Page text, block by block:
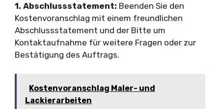
1. Abschlussstatement: Beenden Sie den
Kostenvoranschlag mit einem freundlichen
Abschlussstatement und der Bitte um
Kontaktaufnahme für weitere Fragen oder zur
Bestätigung des Auftrags.
Kostenvoranschlag Maler- und
Lackierarbeiten